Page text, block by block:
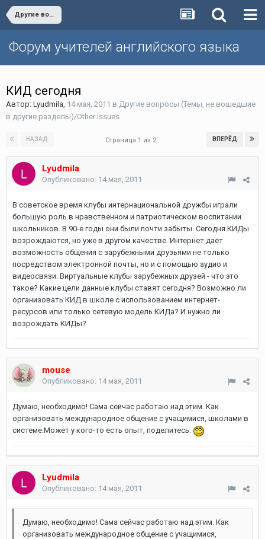
Другие вопросы (Темы, не вошедшие в другие разделы)/Other issues
Форум учителей английского языка
КИД сегодня
Автор: Lyudmila, 14 мая, 2011 в Другие вопросы (Темы, не вошедшие
в другие разделы)/Other issues
НАЗАД ВПЕРЁД
Страница 1 из 2
Lyudmila
Опубликовано: 14 мая, 2011
В советское время клубы интернациональной дружбы играли
большую роль в нравственном и патриотическом воспитании
школьников. В 90-е годы они были почти забыты. Сегодня КИДы
возрождаются, но уже в другом качестве. Интернет даёт
возможность общения с зарубежными друзьями не только
посредством электронной почты, но и с помощью аудио и
видеосвязи. Виртуальные клубы зарубежных друзей - что это
такое? Какие цели данные клубы ставят сегодня? Возможно ли
организовать КИД в школе с использованием интернет-
ресурсов или только сетевую модель КИДа? И нужно ли
возрождать КИДы?
mouse
Опубликовано: 14 мая, 2011
Думаю, необходимо! Сама сейчас работаю над этим. Как
организовать международное общение с учащимися, школами в
системе.Может у кого-то есть опыт, поделитесь.
Lyudmila
Опубликовано: 14 мая, 2011
Думаю, необходимо! Сама сейчас работаю над этим. Как
организовать международное общение с учащимися,